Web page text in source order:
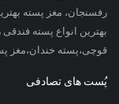
رفسنجان، مغز پسته
بهترین انواع پسته
قوچی،پسته خندان،مغز
پُست های تصادفی